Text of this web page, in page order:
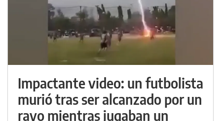
Impactante video: un futbolista
murió tras ser alcanzado por un
rayo mientras jugaban un